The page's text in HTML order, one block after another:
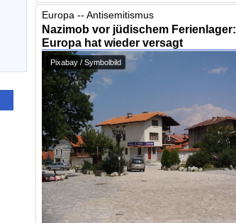
Europa -- Antisemitismus
Nazimob vor jüdischem Ferienlager:
Europa hat wieder versagt
Pixabay / Symbolbild